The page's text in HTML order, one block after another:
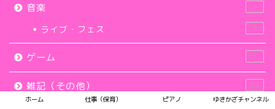
音楽 4
ライブ・フェス 4
ゲーム 1
雑記（その他） 19
ホーム 仕事（保育） ピアノ ゆきかざチャンネル